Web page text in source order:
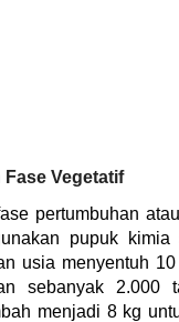
Fase Vegetatif
pertumbuhan
pupuk
usia menyentuh
sebanyak 2.000
menjadi 8 kg